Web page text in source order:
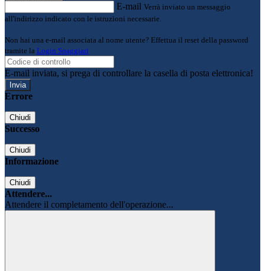
E-mail Verrà inviato un messaggio
all'indirizzo indicato con le istruzioni necessarie.
Non hai una e-mail associata al nome utente? Effettua il reset della password
tramite la Login Spaggiari
E-mail inviata, si prega di controllare la casella di posta elettronica!
Errore
Chiudi
Successo
Chiudi
Informazione
Chiudi
Attendere...
Attendere il completamento dell'operazione...